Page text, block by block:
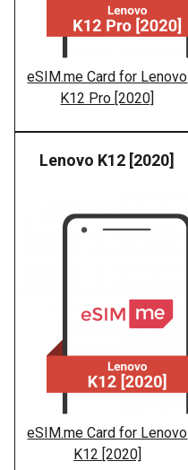
eSIM.me Card for Lenovo
K12 Pro [2020]
Lenovo K12 [2020]
eSIM.me Card for Lenovo
K12 [2020]